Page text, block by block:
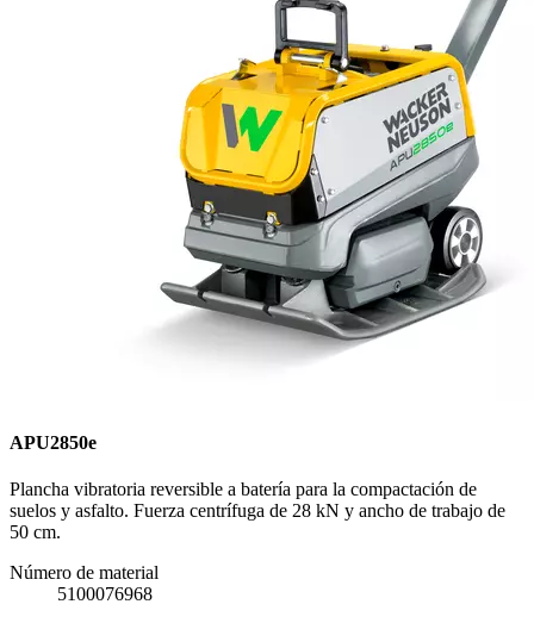
APU2850e
Plancha vibratoria reversible a batería para la compactación de
suelos y asfalto. Fuerza centrífuga de 28 kN y ancho de trabajo de
50 cm.
Número de material
5100076968